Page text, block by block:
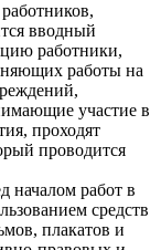
вводный
работники,
работы на
участие в
проходят
проводится
началом работ в
средств
плакатов и